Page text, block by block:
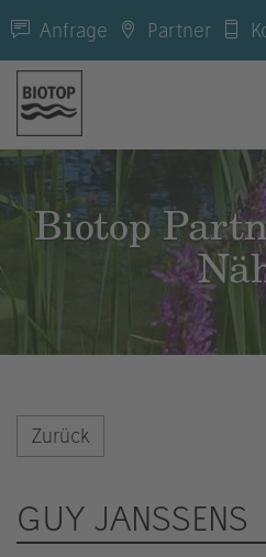
Anfrage Partner
Biotop
Zurück
GUY JANSSENS